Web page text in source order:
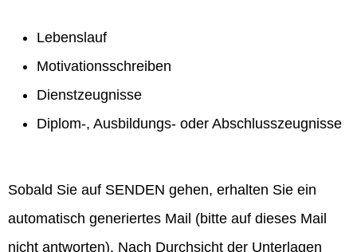
Lebenslauf
Motivationsschreiben
Dienstzeugnisse
Diplom-, Ausbildungs- oder Abschlusszeugnisse
Sobald Sie auf SENDEN gehen, erhalten Sie ein
automatisch generiertes Mail (bitte auf dieses Mail
nicht antworten). Nach Durchsicht der Unterlagen